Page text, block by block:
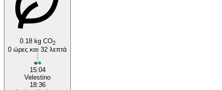
0.18 kg CO2
0 ώρες και 32 λεπτά
15:04
Velestino
18:36